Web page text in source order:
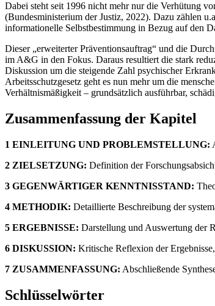
Dabei steht seit 1996 nicht mehr nur die Verhütung
(Bundesministerium der Justiz, 2022). Dazu zählen
informationelle Selbstbestimmung in Bezug auf den
Dieser „erweiterter Präventionsauftrag“ und die
im A&G in den Fokus. Daraus resultiert die stark
Diskussion um die steigende Zahl psychischer
Arbeitsschutzgesetz geht es nun mehr um die
Verhältnismäßigkeit – grundsätzlich ausführbar,
Zusammenfassung der Kapitel
1 EINLEITUNG UND PROBLEMSTELLUNG:
2 ZIELSETZUNG: Definition der
3 GEGENWÄRTIGER KENNTNISSTAND:
4 METHODIK: Detaillierte Beschreibung der
5 ERGEBNISSE: Darstellung und Auswertung der
6 DISKUSSION: Kritische Reflexion der
7 ZUSAMMENFASSUNG: Abschließende
Schlüsselwörter